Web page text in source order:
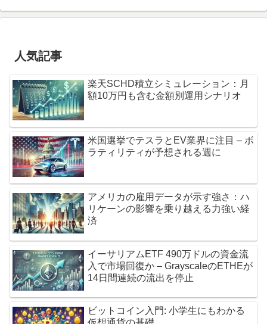
人気記事
楽天SCHD積立シミュレーション：月
額10万円も含む金額別運用シナリオ
米国選挙でテスラとEV業界に注目 – ボ
ラティリティが予想される週に
アメリカの雇用データが示す強さ：ハ
リケーンの影響を乗り越える力強い経
済
イーサリアムETF 490万ドルの資金流
入で市場回復か – GrayscaleのETHEが
14日間連続の流出を停止
ビットコイン入門: 小学生にもわかる